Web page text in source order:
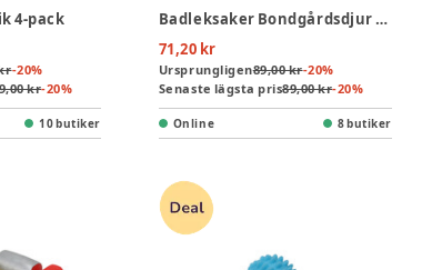
4-pack
-20%
kr-20%
10 butiker
Badleksaker Bondgårdsdjur 5-pack
71,20 kr
Ursprungligen89,00 kr-20%
Senaste lägsta pris89,00 kr-20%
Online 8 butiker